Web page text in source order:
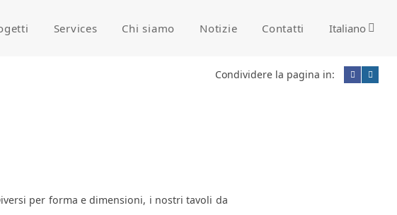
Services Chi siamo Notizie Contatti Italiano
Condividere la pagina in:
per forma e dimensioni, i nostri tavoli da